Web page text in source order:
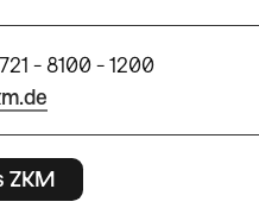
- 8100 - 1200
ZKM